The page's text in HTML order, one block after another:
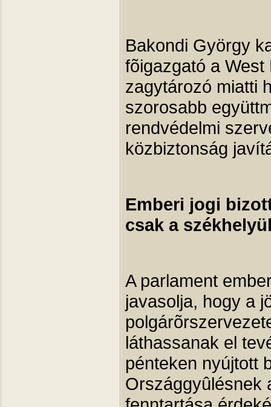
Bakondi György
fõigazgató a
zagytározó miatti
szorosabb
rendvédelmi
közbiztonság
Emberi jogi
csak a
A parlament
javasolja, hogy a
láthassanak el
pénteken nyújtott
Országgyûlésnek